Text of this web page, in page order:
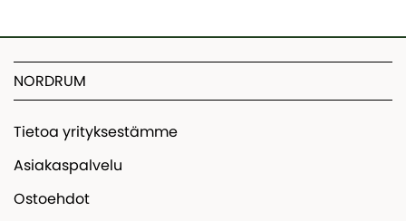
NORDRUM
Tietoa yrityksestämme
Asiakaspalvelu
Ostoehdot